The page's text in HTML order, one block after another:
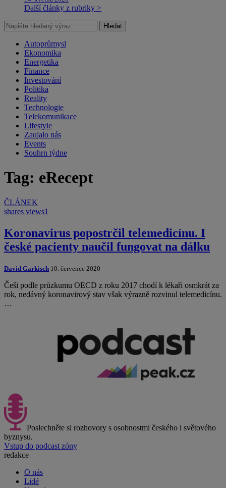
Další články z rubriky >
Hledat
Autoprůmysl
Ekonomika
Energetika
Finance
Investování
Politika
Reality
Technologie
Telekomunikace
Lifestyle
Zaujalo nás
Events
Souhrn týdne
Tag: eRecept
ČLÁNEK
shares views1
Koronavirus popostrčil telemedicínu. I
české pacienty naučil fungovat na dálku
David Garkisch 10. července 2020
Češi podle průzkumu OECD z roku 2017 chodí k lékaři osmkrát za
rok, nedávný koronavirový stav však výrazně rozvinul telemedicínu.
…
Poslechněte si rozhovory s osobnostmi českého i světového
byznysu.
Vstup do podcast zóny
redakce
O nás
Lidé